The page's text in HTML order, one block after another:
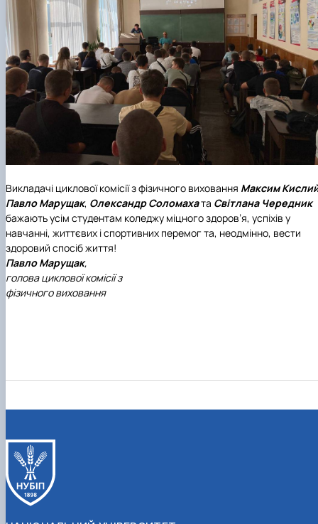
Викладачі циклової комісії з фізичного виховання Максим
Павло Марущак, Олександр Соломахата Світлана Чередник
бажають усім студентам коледжу міцного здоров’я, успіхів у
навчанні, життєвих і спортивних перемог та, неодмінно, вести
здоровий спосіб життя!
Павло Марущак,
голова циклової комісії з
фізичного виховання